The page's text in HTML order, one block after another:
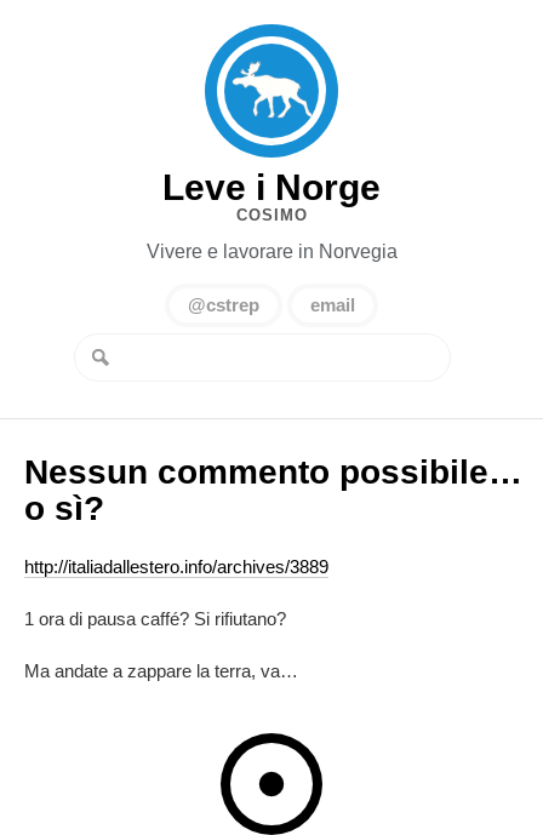
Leve i Norge
COSIMO
Vivere e lavorare in Norvegia
@cstrep email
Nessun commento possibile…
o sì?
http://italiadallestero.info/archives/3889
1 ora di pausa caffé? Si rifiutano?
Ma andate a zappare la terra, va…